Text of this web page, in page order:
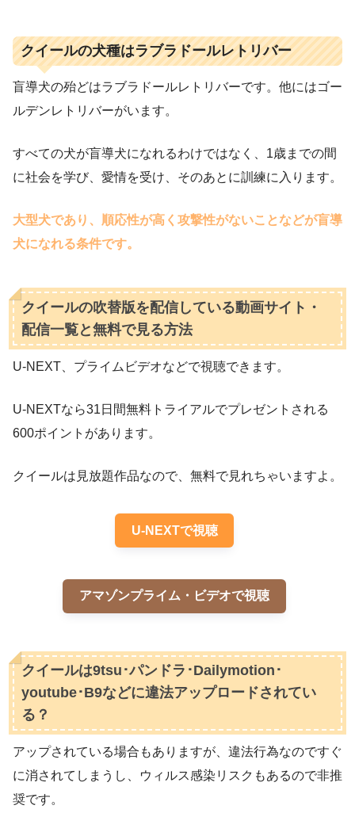
クイールの犬種はラブラドールレトリバー
盲導犬の殆どはラブラドールレトリバーです。他にはゴー
ルデンレトリバーがいます。
すべての犬が盲導犬になれるわけではなく、1歳までの間
に社会を学び、愛情を受け、そのあとに訓練に入ります。
大型犬であり、順応性が高く攻撃性がないことなどが盲導
犬になれる条件です。
クイールの吹替版を配信している動画サイト・
配信一覧と無料で見る方法
U-NEXT、プライムビデオなどで視聴できます。
U-NEXTなら31日間無料トライアルでプレゼントされる
600ポイントがあります。
クイールは見放題作品なので、無料で見れちゃいますよ。
U-NEXTで視聴
アマゾンプライム・ビデオで視聴
クイールは9tsu･パンドラ･Dailymotion･
youtube･B9などに違法アップロードされてい
る？
アップされている場合もありますが、違法行為なのですぐ
に消されてしまうし、ウィルス感染リスクもあるので非推
奨です。